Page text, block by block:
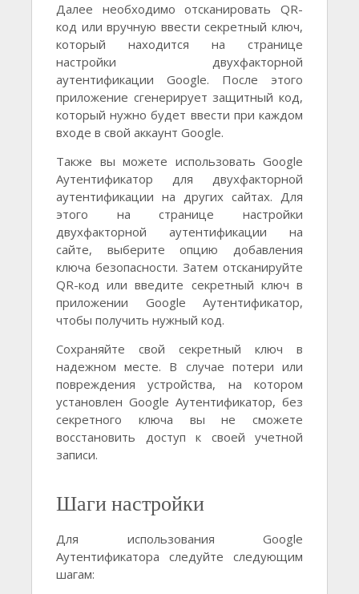
Далее необходимо отсканировать QR-
код или вручную ввести секретный ключ,
который находится на странице
настройки двухфакторной
аутентификации Google. После этого
приложение сгенерирует защитный код,
который нужно будет ввести при каждом
входе в свой аккаунт Google.
Также вы можете использовать Google
Аутентификатор для двухфакторной
аутентификации на других сайтах. Для
этого на странице настройки
двухфакторной аутентификации на
сайте, выберите опцию добавления
ключа безопасности. Затем отсканируйте
QR-код или введите секретный ключ в
приложении Google Аутентификатор,
чтобы получить нужный код.
Сохраняйте свой секретный ключ в
надежном месте. В случае потери или
повреждения устройства, на котором
установлен Google Аутентификатор, без
секретного ключа вы не сможете
восстановить доступ к своей учетной
записи.
Шаги настройки
Для использования Google
Аутентификатора следуйте следующим
шагам: